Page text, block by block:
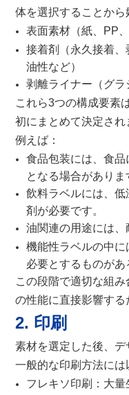
体を選択することから
表面素材（紙、PP
接着剤（永久接着
油性など）
剥離ライナー（グラ
これら3つの構成要素
初にまとめて決定され
例えば：
食品包装には、食
となる場合がありま
飲料ラベルには、
剤が必要です。
油関連の用途には、
機能性ラベルの中
必要とするものがあ
この段階で適切な組
の性能に直接影響する
2. 印刷
素材を選定した後、デ
一般的な印刷方法には
フレキソ印刷：大